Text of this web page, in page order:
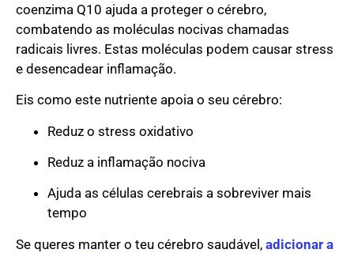
coenzima Q10 ajuda a proteger o cérebro,
combatendo as moléculas nocivas chamadas
radicais livres. Estas moléculas podem causar stress
e desencadear inflamação.
Eis como este nutriente apoia o seu cérebro:
Reduz o stress oxidativo
Reduz a inflamação nociva
Ajuda as células cerebrais a sobreviver mais
tempo
Se queres manter o teu cérebro saudável, adicionar a